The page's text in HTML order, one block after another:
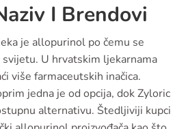
I Brendovi
je allopurinol po čemu se
U hrvatskim ljekarnama
više farmaceutskih inačica.
jedna je od opcija, dok Zyloric
alternativu. Štedljiviji kupci